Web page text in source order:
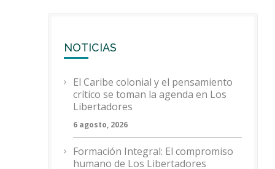
NOTICIAS
El Caribe colonial y el pensamiento
crítico se toman la agenda en Los
Libertadores
6 agosto, 2026
Formación Integral: El compromiso
humano de Los Libertadores